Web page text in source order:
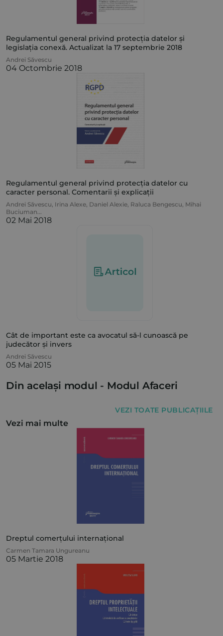
Regulamentul general privind protecția datelor și
legislația conexă. Actualizat la 17 septembrie 2018
Andrei Săvescu
04 Octombrie 2018
Regulamentul general privind protecția datelor cu
caracter personal. Comentarii și explicații
Andrei Săvescu, Irina Alexe, Daniel Alexie, Raluca Bengescu, Mihai
Buciuman...
02 Mai 2018
Cât de important este ca avocatul să-l cunoască pe
judecător și invers
Andrei Săvescu
05 Mai 2015
Din același modul - Modul Afaceri
VEZI TOATE PUBLICAȚIILE
Vezi mai multe
Dreptul comerțului internațional
Carmen Tamara Ungureanu
05 Martie 2018